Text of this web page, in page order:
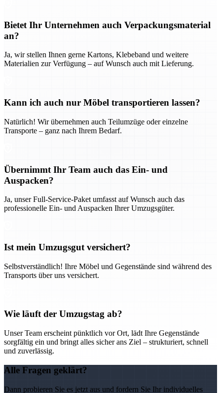
Bietet Ihr Unternehmen auch Verpackungsmaterial
an?
Ja, wir stellen Ihnen gerne Kartons, Klebeband und weitere
Materialien zur Verfügung – auf Wunsch auch mit Lieferung.
Kann ich auch nur Möbel transportieren lassen?
Natürlich! Wir übernehmen auch Teilumzüge oder einzelne
Transporte – ganz nach Ihrem Bedarf.
Übernimmt Ihr Team auch das Ein- und
Auspacken?
Ja, unser Full-Service-Paket umfasst auf Wunsch auch das
professionelle Ein- und Auspacken Ihrer Umzugsgüter.
Ist mein Umzugsgut versichert?
Selbstverständlich! Ihre Möbel und Gegenstände sind während des
Transports über uns versichert.
Wie läuft der Umzugstag ab?
Unser Team erscheint pünktlich vor Ort, lädt Ihre Gegenstände
sorgfältig ein und bringt alles sicher ans Ziel – strukturiert, schnell
und zuverlässig.
Alle Fragen geklärt?
Dann probieren Sie es jetzt aus und fordern Sie Ihr individuelles